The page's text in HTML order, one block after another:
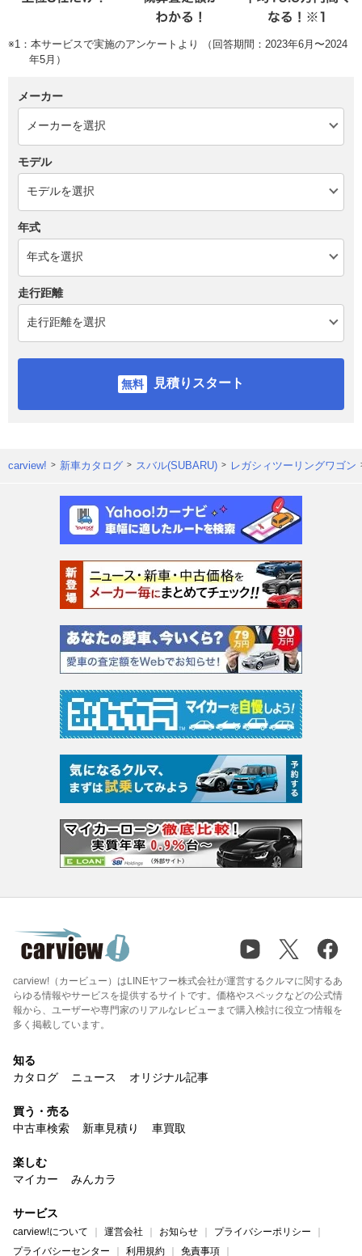
※1：本サービスで実施のアンケートより （回答期間：2023年6月〜2024
年5月）
メーカー
モデル
年式
走行距離
見積りスタート
carview! 新車カタログ スバル(SUBARU) レガシィツーリングワゴン
carview!（カービュー）はLINEヤフー株式会社が運営するクルマに関するあ
らゆる情報やサービスを提供するサイトです。価格やスペックなどの公式情
報から、ユーザーや専門家のリアルなレビューまで購入検討に役立つ情報を
多く掲載しています。
知る
カタログ
ニュース オリジナル記事
買う・売る
中古車検索
新車見積り 車買取
楽しむ
マイカー
みんカラ
サービス
carview!について 運営会社 お知らせ
プライバシーポリシー
プライバシーセンター
利用規約 免責事項